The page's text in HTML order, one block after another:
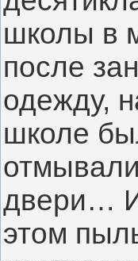
школы в
после
одежду,
школе
двери…
этом